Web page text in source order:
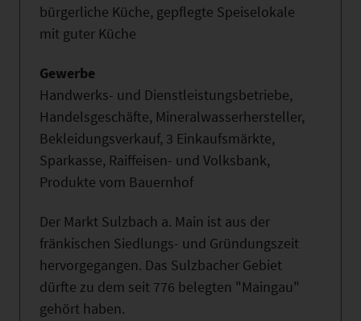
bürgerliche Küche, gepflegte Speiselokale
mit guter Küche
Gewerbe
Handwerks- und Dienstleistungsbetriebe,
Handelsgeschäfte, Mineralwasserhersteller,
Bekleidungsverkauf, 3 Einkaufsmärkte,
Sparkasse, Raiffeisen- und Volksbank,
Produkte vom Bauernhof
Der Markt Sulzbach a. Main ist aus der
fränkischen Siedlungs- und Gründungszeit
hervorgegangen. Das Sulzbacher Gebiet
dürfte zu dem seit 776 belegten "Maingau"
gehört haben.